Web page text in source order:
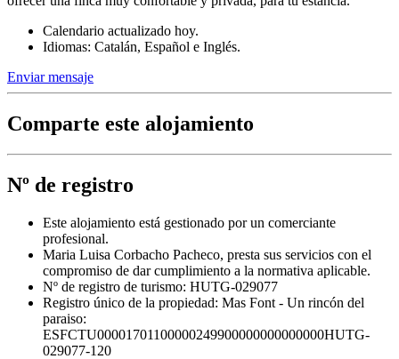
Calendario actualizado hoy.
Idiomas: Catalán, Español e Inglés.
Enviar mensaje
Comparte este alojamiento
Nº de registro
Este alojamiento está gestionado por un comerciante
profesional.
Maria Luisa Corbacho Pacheco, presta sus servicios con el
compromiso de dar cumplimiento a la normativa aplicable.
Nº de registro de turismo: HUTG-029077
Registro único de la propiedad: Mas Font - Un rincón del
paraiso:
ESFCTU00001701100000249900000000000000HUTG-
029077-120